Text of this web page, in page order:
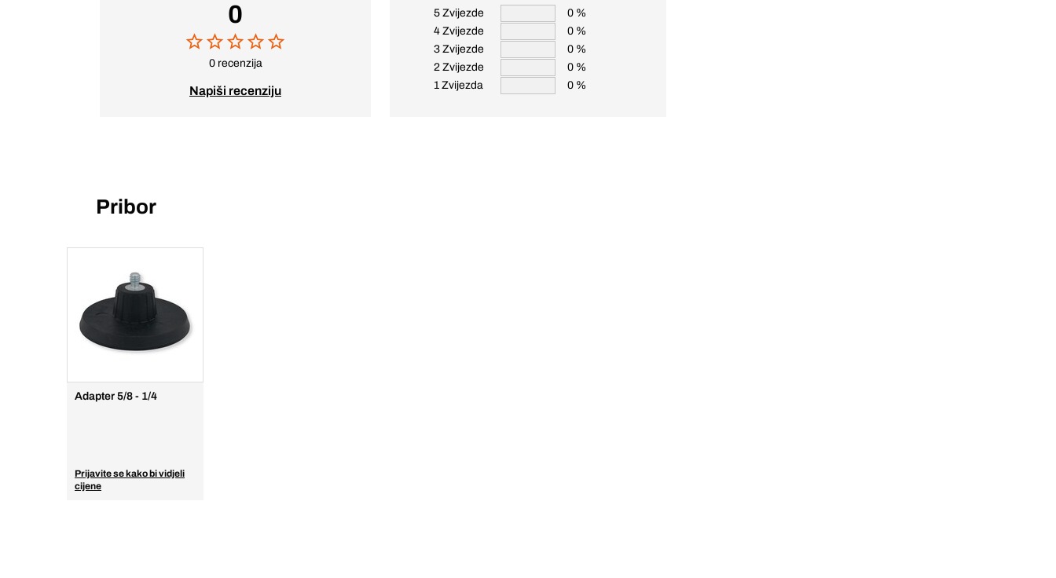
0
0 recenzija
Napiši recenziju
5 Zvijezde
0 %
4 Zvijezde
0 %
3 Zvijezde
0 %
2 Zvijezde
0 %
1 Zvijezda
0 %
Pribor
Adapter 5/8 - 1/4
Prijavite se kako bi vidjeli
cijene